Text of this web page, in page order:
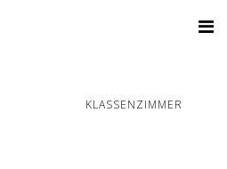
KLASSENZIMMER